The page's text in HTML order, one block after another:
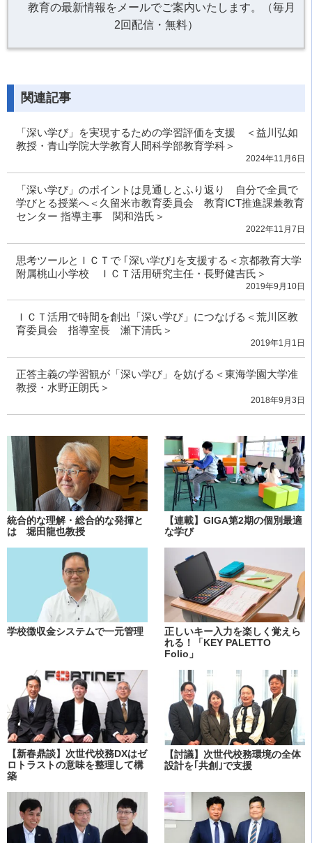
教育の最新情報をメールでご案内いたします。（毎月
2回配信・無料）
関連記事
「深い学び」を実現するための学習評価を支援 ＜益川弘如
教授・青山学院大学教育人間科学部教育学科＞
2024年11月6日
「深い学び」のポイントは見通しとふり返り 自分で全員で
学びとる授業へ＜久留米市教育委員会 教育ICT推進課兼教育
センター 指導主事 関和浩氏＞
2022年11月7日
思考ツールとＩＣＴで ｢深い学び｣を支援する＜京都教育大学
附属桃山小学校 ＩＣＴ活用研究主任・長野健吉氏＞
2019年9月10日
ＩＣＴ活用で時間を創出「深い学び」につなげる＜荒川区教
育委員会 指導室長 瀬下清氏＞
2019年1月1日
正答主義の学習観が「深い学び」を妨げる＜東海学園大学准
教授・水野正朗氏＞
2018年9月3日
統合的な理解・総合的な発揮と
は 堀田龍也教授
【連載】GIGA第2期の個別最適
な学び
学校徴収金システムで一元管理
正しいキー入力を楽しく覚えら
れる！「KEY PALETTO
Folio」
【新春鼎談】次世代校務DXはゼ
ロトラストの意味を整理して構
築
【討議】次世代校務環境の全体
設計を｢共創｣で支援